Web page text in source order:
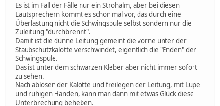
Es ist im Fall der Fälle nur ein Strohalm, aber bei diesen
Lautsprechern kommt es schon mal vor, das durch eine
Überlastung nicht die Schwingspule selbst sondern nur die
Zuleitung "durchbrennt".
Damit ist die dünne Leitung gemeint die vorne unter der
Staubschutzkalotte verschwindet, eigentlich die "Enden" der
Schwingspule.
Das ist unter dem schwarzen Kleber aber nicht immer sofort
zu sehen.
Nach ablösen der Kalotte und freilegen der Leitung, mit Lupe
und ruhigen Händen, kann man dann mit etwas Glück diese
Unterbrechung beheben.